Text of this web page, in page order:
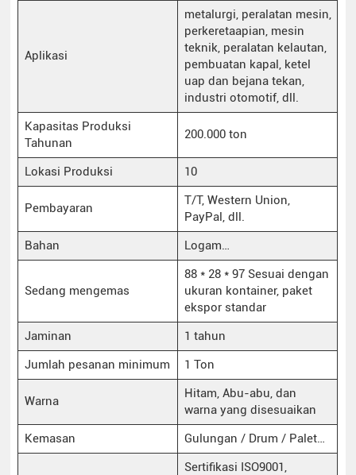
Aplikasi
metalurgi, peralatan mesin,
perkeretaapian, mesin
teknik, peralatan kelautan,
pembuatan kapal, ketel
uap dan bejana tekan,
industri otomotif, dll.
Kapasitas Produksi
Tahunan
200.000 ton
Lokasi Produksi 10
Pembayaran
T/T, Western Union,
PayPal, dll.
Bahan
Logam…
Sedang mengemas
88 * 28 * 97 Sesuai dengan
ukuran kontainer, paket
ekspor standar
Jaminan
1 tahun
Jumlah pesanan minimum
1 Ton
Warna
Hitam, Abu-abu, dan
warna yang disesuaikan
Kemasan
Gulungan / Drum / Palet…
Sertifikasi ISO9001,